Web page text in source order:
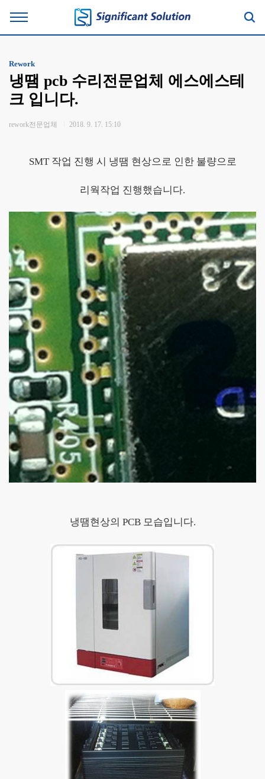
Rework
냉땜 pcb 수리전문업체 에스에스테
크 입니다.
rework전문업체 2018. 9. 17. 15:10
SMT 작업 진행 시 냉땜 현상으로 인한 불량으로
리웍작업 진행했습니다.
냉땜현상의 PCB 모습입니다.